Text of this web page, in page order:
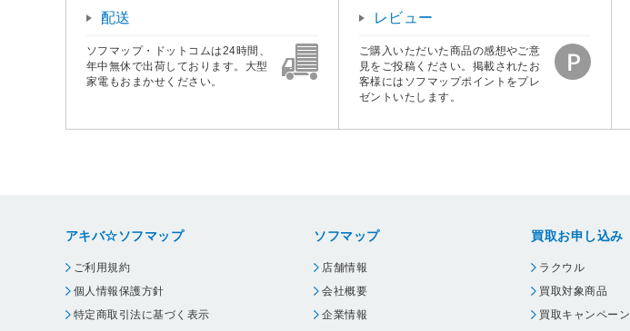
配送
ソフマップ・ドットコムは24時間、
年中無休で出荷しております。大型
家電もおまかせください。
レビュー
ご購入いただいた商品の感想やご意
見をご投稿ください。掲載されたお
客様にはソフマップポイントをプレ
ゼントいたします。
アキバ☆ソフマップ
ご利用規約
個人情報保護方針
特定商取引法に基づく表示
ソフマップ
店舗情報
会社概要
企業情報
買取お申し込み
ラクウル
買取対象商品
買取キャンペーン